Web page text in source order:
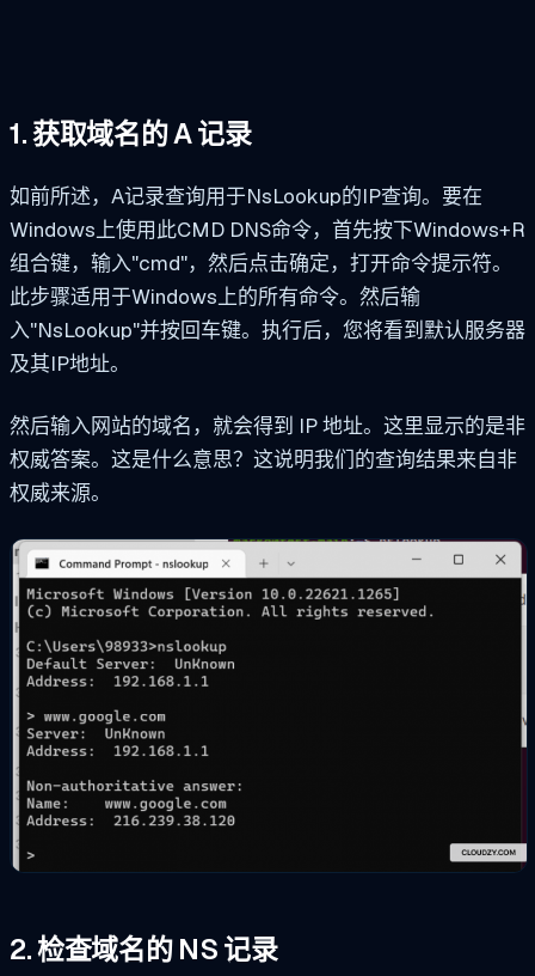
1. 获取域名的 A 记录
如前所述，A记录查询用于NsLookup的IP查询。要在
Windows上使用此CMD DNS命令，首先按下Windows+R
组合键，输入"cmd"，然后点击确定，打开命令提示符。
此步骤适用于Windows上的所有命令。然后输
入"NsLookup"并按回车键。执行后，您将看到默认服务器
及其IP地址。
然后输入网站的域名，就会得到 IP 地址。这里显示的是非
权威答案。这是什么意思？这说明我们的查询结果来自非
权威来源。
2. 检查域名的 NS 记录